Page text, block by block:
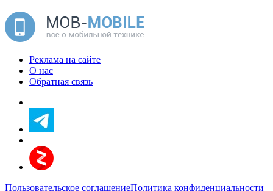
Реклама на сайте
О нас
Обратная связь
Пользовательское соглашениеПолитика конфиденциальности